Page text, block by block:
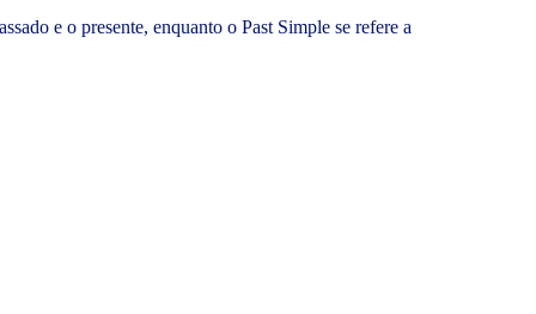
e o presente, enquanto o Past Simple se refere a